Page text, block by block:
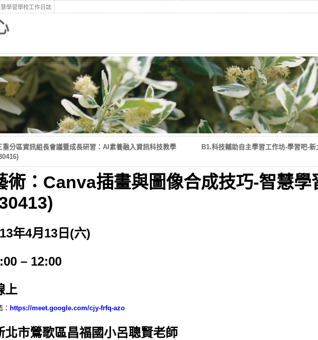
學習學校工作日誌
重分區資訊組長會議暨成長研習：AI素養融入資訊科技教學
B1.科技輔助自主學習工作坊-學習吧-
術：Canva插畫與圖像合成技巧-智慧學
年4月13日(六)
– 12:00
上
https://meet.google.com/cjy-frfq-azo
北市鶯歌區昌福國小呂聰賢老師